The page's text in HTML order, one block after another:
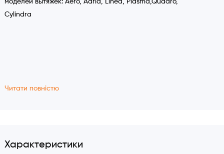
моделей вытяжек: Aero, Adria, Linea, Plasma,Quadro,
Cylindra
Читати повністю
Характеристики